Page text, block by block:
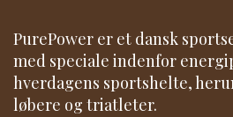
PurePower er et dansk
med speciale indenfor
hverdagens sportshelte,
løbere og triatleter.